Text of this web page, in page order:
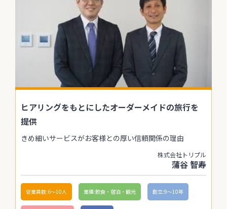
ヒアリングをもとにしたオーダーメイドの旅行を
提供
きめ細いサービスがお客様との厚い信頼関係の理由
株式会社トリプル
蒲谷 智寿
従業員数:6～10人 業種:飲食・宿泊・観光 創立:9〜10年